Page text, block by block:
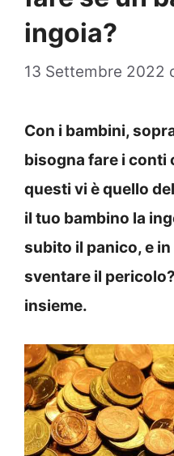
ingoia?
13 Settembre 2022
Con i bambini,
bisogna fare i conti
questi vi è quello
il tuo bambino la
subito il panico, e
sventare il
insieme.